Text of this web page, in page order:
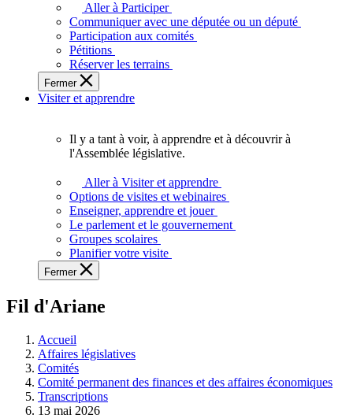
plein
potentiel,
l'Assemblée
a
besoin
de
Aller à Participer
Communiquer avec une députée ou un député
Participation aux comités
Pétitions
Réserver les terrains
Fermer
Visiter et apprendre
voir,
apprendre
et
à
à
législative.
Il y a tant à voir, à apprendre et à découvrir à
l'Assemblée législative.
Aller à Visiter et apprendre
Options de visites et webinaires
Enseigner, apprendre et jouer
Le parlement et le gouvernement
Groupes scolaires
Planifier votre visite
Fermer
Fil d'Ariane
Accueil
Affaires législatives
Comités
Comité permanent des finances et des affaires économiques
Transcriptions
13 mai 2026